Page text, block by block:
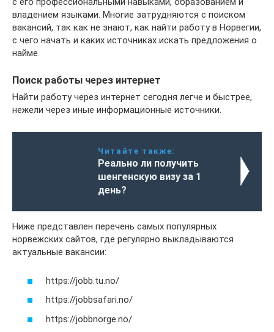
владением языками. Многие затрудняются с поиском
вакансий, так как не знают, как найти работу в Норвегии,
с чего начать и каких источниках искать предложения о
найме.
Поиск работы через интернет
Найти работу через интернет сегодня легче и быстрее,
нежели через иные информационные источники.
Читайте также:
Реально ли получить
шенгенскую визу за 1
день?
Ниже представлен перечень самых популярных
норвежских сайтов, где регулярно выкладываются
актуальные вакансии:
https://jobb.tu.no/
https://jobbsafari.no/
https://jobbnorge.no/